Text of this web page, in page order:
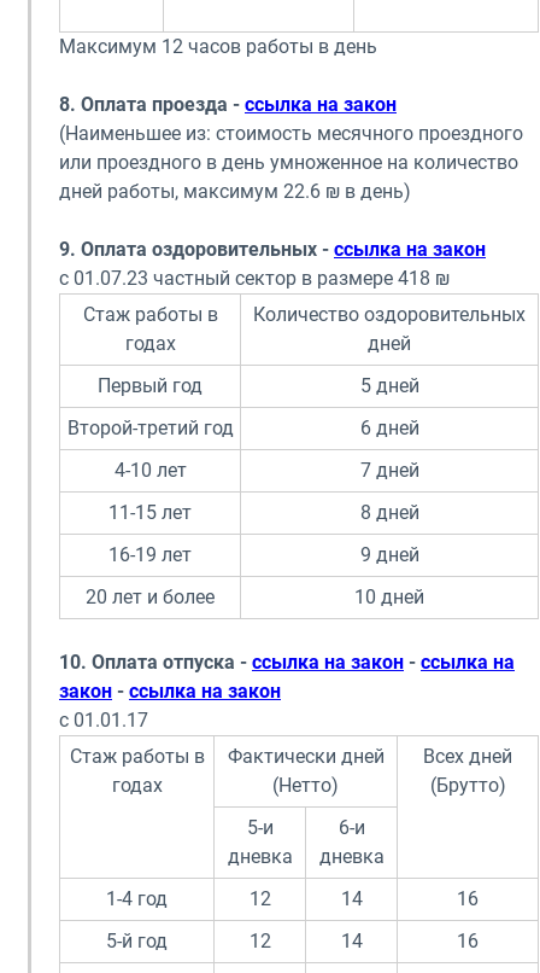
Максимум 12 часов работы в день
8. Оплата проезда - ссылка на закон
(Наименьшее из: стоимость месячного проездного
или проездного в день умноженное на количество
дней работы, максимум 22.6 ₪ в день)
9. Оплата оздоровительных - ссылка на закон
с 01.07.23 частный сектор в размере 418 ₪
Стаж работы в
годах
Количество оздоровительных
дней
Первый год
5 дней
Второй-третий год
6 дней
4-10 лет
7 дней
11-15 лет
8 дней
16-19 лет
9 дней
20 лет и более
10 дней
10. Оплата отпуска - ссылка на закон - ссылка на
закон - ссылка на закон
с 01.01.17
Стаж работы в
годах
Фактически дней
(Нетто)
Всех дней
(Брутто)
5-и
дневка
6-и
дневка
1-4 год
12 14
16
5-й год
12 14
16